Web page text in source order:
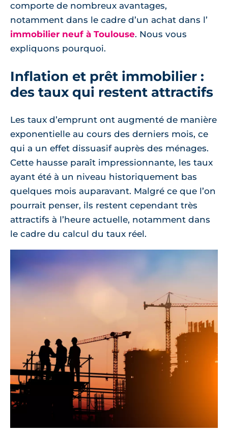
comporte de nombreux avantages,
notamment dans le cadre d’un achat dans l’
immobilier neuf à Toulouse. Nous vous
expliquons pourquoi.
Inflation et prêt immobilier :
des taux qui restent attractifs
Les taux d’emprunt ont augmenté de manière
exponentielle au cours des derniers mois, ce
qui a un effet dissuasif auprès des ménages.
Cette hausse paraît impressionnante, les taux
ayant été à un niveau historiquement bas
quelques mois auparavant. Malgré ce que l’on
pourrait penser, ils restent cependant très
attractifs à l’heure actuelle, notamment dans
le cadre du calcul du taux réel.